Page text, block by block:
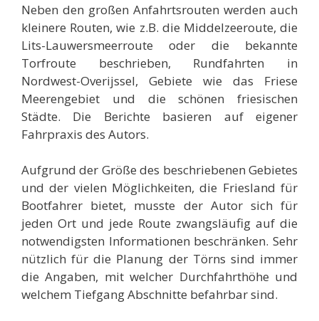
Neben den großen Anfahrtsrouten werden auch
kleinere Routen, wie z.B. die Middelzeeroute, die
Lits-Lauwersmeerroute oder die bekannte
Torfroute beschrieben, Rundfahrten in
Nordwest-Overijssel, Gebiete wie das Friese
Meerengebiet und die schönen friesischen
Städte. Die Berichte basieren auf eigener
Fahrpraxis des Autors.
Aufgrund der Größe des beschriebenen Gebietes
und der vielen Möglichkeiten, die Friesland für
Bootfahrer bietet, musste der Autor sich für
jeden Ort und jede Route zwangsläufig auf die
notwendigsten Informationen beschränken. Sehr
nützlich für die Planung der Törns sind immer
die Angaben, mit welcher Durchfahrthöhe und
welchem Tiefgang Abschnitte befahrbar sind.